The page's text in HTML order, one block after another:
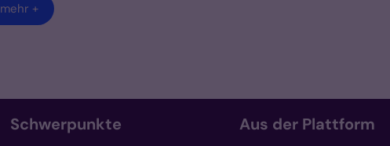
mehr +
Schwerpunkte Aus der Plattform